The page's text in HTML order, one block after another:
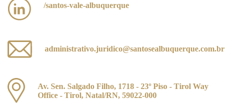
/santos-vale-albuquerque
administrativo.juridico@santosealbuquerque.com.br
Av. Sen. Salgado Filho, 1718 - 23º Piso - Tirol Way
Office - Tirol, Natal/RN, 59022-000